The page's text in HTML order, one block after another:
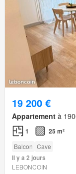
19 200 €
Appartement à
1 25 m²
Balcon Cave
Il y a 2 jours
LEBONCOIN